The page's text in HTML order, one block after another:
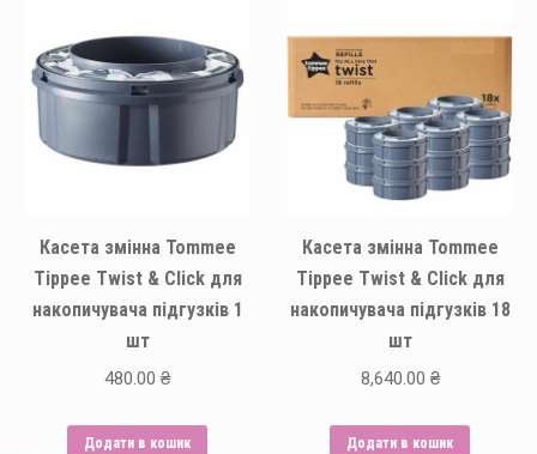
Касета змінна Tommee
Tippee Twist & Click для
накопичувача підгузків 1
шт
480.00 ₴
Додати в кошик
Касета змінна Tommee
Tippee Twist & Click для
накопичувача підгузків 18
шт
8,640.00 ₴
Додати в кошик